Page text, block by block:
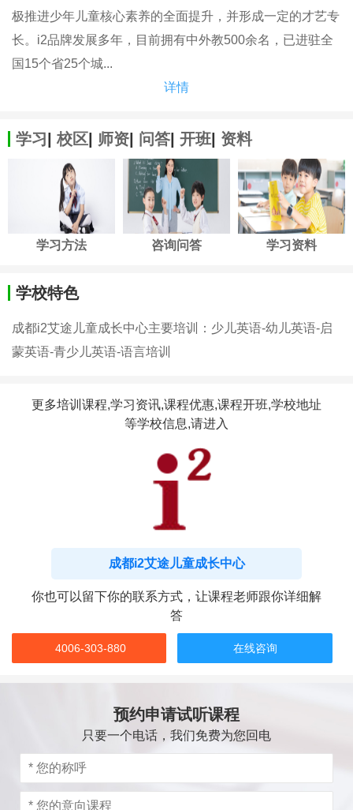
极推进少年儿童核心素养的全面提升，并形成一定的才艺专
长。i2品牌发展多年，目前拥有中外教500余名，已进驻全
国15个省25个城...
详情
学习 校区 师资 问答 开班 资料
学习方法 咨询问答 学习资料
学校特色
成都i2艾途儿童成长中心主要培训：少儿英语-幼儿英语-启
蒙英语-青少儿英语-语言培训
更多培训课程,学习资讯,课程优惠,课程开班,学校地址
等学校信息,请进入
成都i2艾途儿童成长中心
你也可以留下你的联系方式，让课程老师跟你详细解
答
4006-303-880 在线咨询
预约申请试听课程
只要一个电话，我们免费为您回电